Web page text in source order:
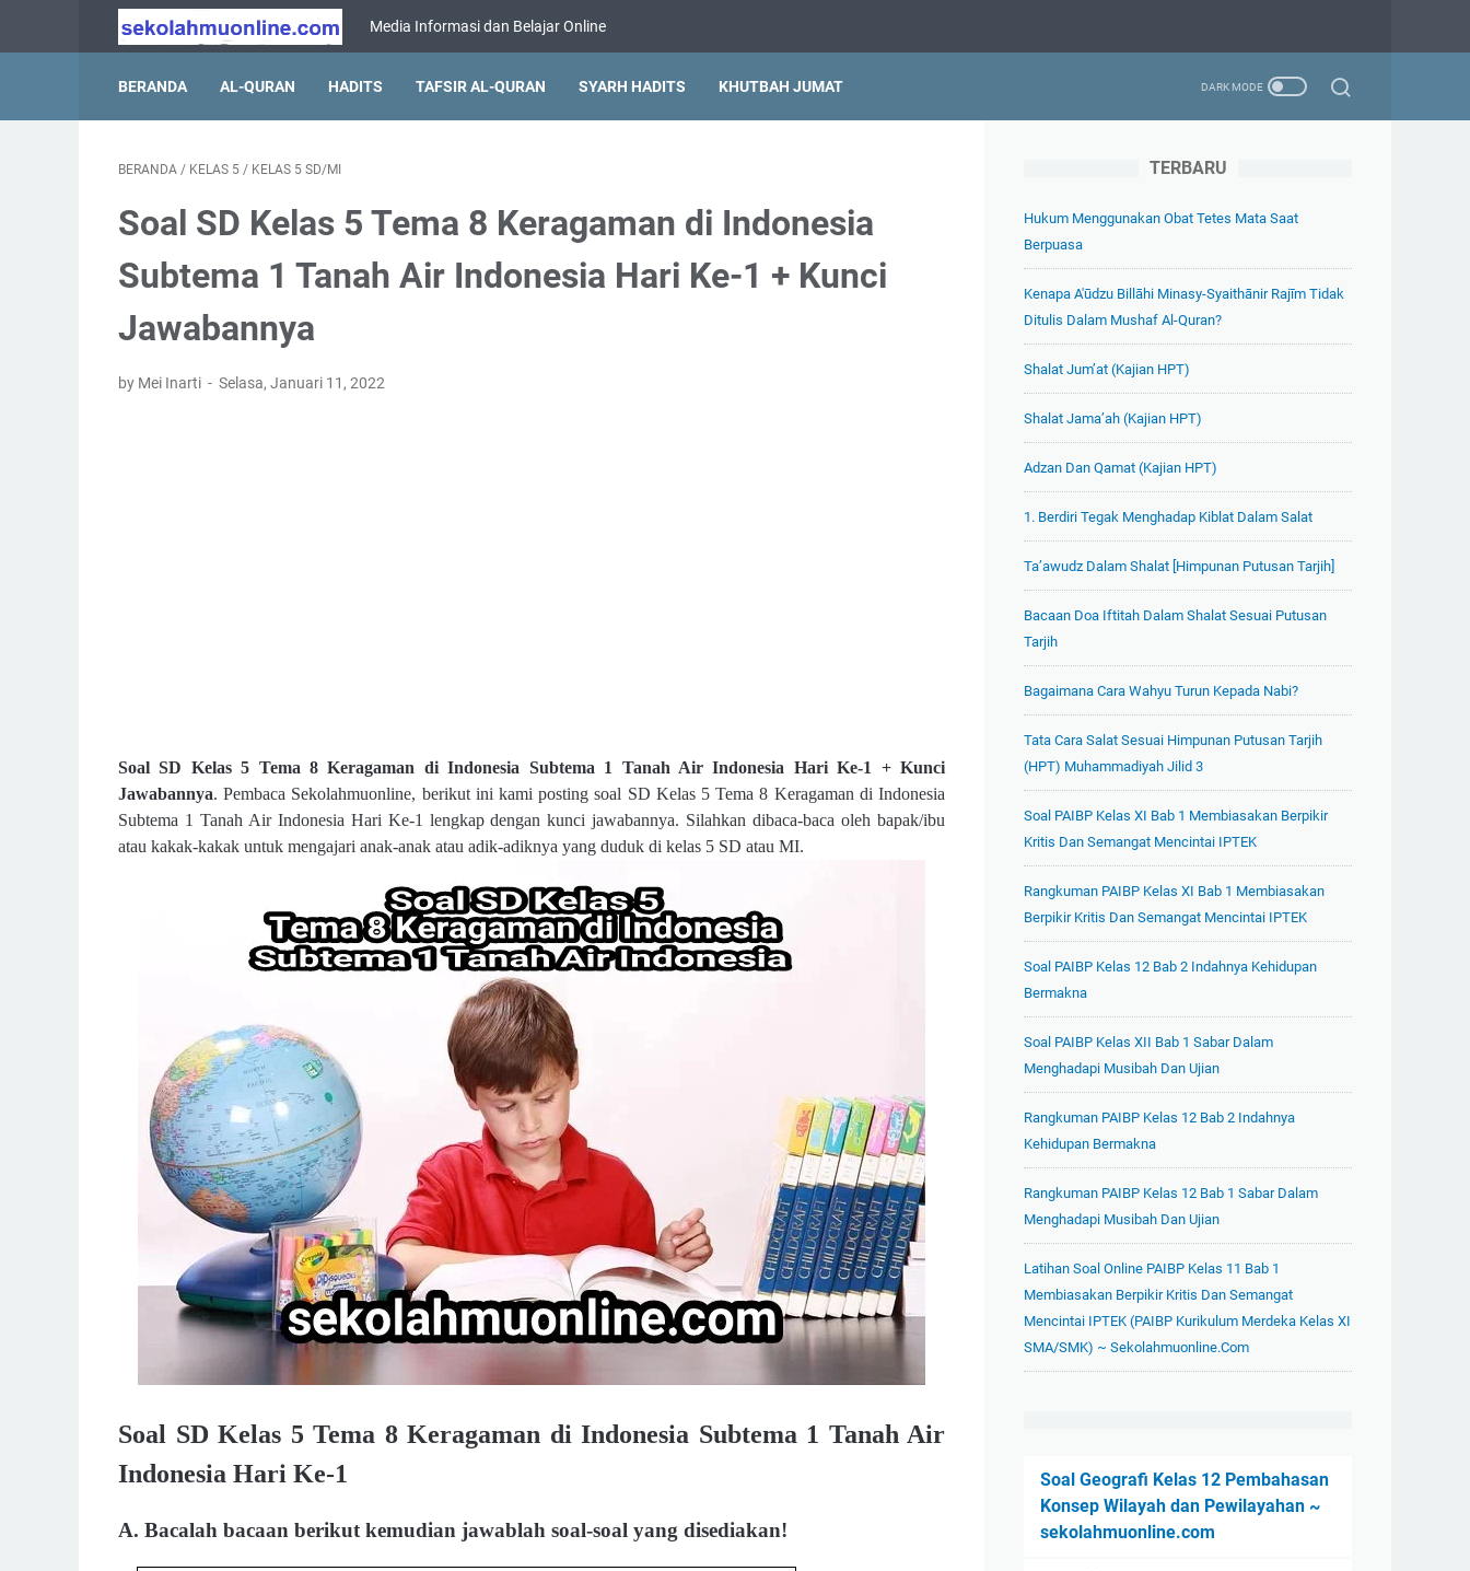
Media Informasi dan Belajar Online
BERANDA AL-QURAN HADITS TAFSIR AL-QURAN SYARH HADITS KHUTBAH JUMAT
BERANDA / KELAS 5 / KELAS 5 SD/MI
Soal SD Kelas 5 Tema 8 Keragaman di Indonesia
Subtema 1 Tanah Air Indonesia Hari Ke-1 + Kunci
Jawabannya
by Mei Inarti Selasa, Januari 11, 2022
Soal SD Kelas 5 Tema 8 Keragaman di Indonesia Subtema 1 Tanah Air Indonesia Hari Ke-1 + Kunci
Jawabannya. Pembaca Sekolahmuonline, berikut ini kami posting soal SD Kelas 5 Tema 8 Keragaman di Indonesia
Subtema 1 Tanah Air Indonesia Hari Ke-1 lengkap dengan kunci jawabannya. Silahkan dibaca-baca oleh bapak/ibu
atau kakak-kakak untuk mengajari anak-anak atau adik-adiknya yang duduk di kelas 5 SD atau MI.
Soal SD Kelas 5 Tema 8 Keragaman di Indonesia Subtema 1 Tanah Air
Indonesia Hari Ke-1
A. Bacalah bacaan berikut kemudian jawablah soal-soal yang disediakan!
TERBARU
Hukum Menggunakan Obat Tetes Mata Saat
Berpuasa
Kenapa A'ūdzu Billāhi Minasy-Syaithānir Rajīm Tidak
Ditulis Dalam Mushaf Al-Quran?
Shalat Jum’at (Kajian HPT)
Shalat Jama’ah (Kajian HPT)
Adzan Dan Qamat (Kajian HPT)
1. Berdiri Tegak Menghadap Kiblat Dalam Salat
Ta’awudz Dalam Shalat [Himpunan Putusan Tarjih]
Bacaan Doa Iftitah Dalam Shalat Sesuai Putusan
Tarjih
Bagaimana Cara Wahyu Turun Kepada Nabi?
Tata Cara Salat Sesuai Himpunan Putusan Tarjih
(HPT) Muhammadiyah Jilid 3
Soal PAIBP Kelas XI Bab 1 Membiasakan Berpikir
Kritis Dan Semangat Mencintai IPTEK
Rangkuman PAIBP Kelas XI Bab 1 Membiasakan
Berpikir Kritis Dan Semangat Mencintai IPTEK
Soal PAIBP Kelas 12 Bab 2 Indahnya Kehidupan
Bermakna
Soal PAIBP Kelas XII Bab 1 Sabar Dalam
Menghadapi Musibah Dan Ujian
Rangkuman PAIBP Kelas 12 Bab 2 Indahnya
Kehidupan Bermakna
Rangkuman PAIBP Kelas 12 Bab 1 Sabar Dalam
Menghadapi Musibah Dan Ujian
Latihan Soal Online PAIBP Kelas 11 Bab 1
Membiasakan Berpikir Kritis Dan Semangat
Mencintai IPTEK (PAIBP Kurikulum Merdeka Kelas XI
SMA/SMK) ~ Sekolahmuonline.com
Soal Geografi Kelas 12 Pembahasan
Konsep Wilayah dan Pewilayahan ~
sekolahmuonline.com